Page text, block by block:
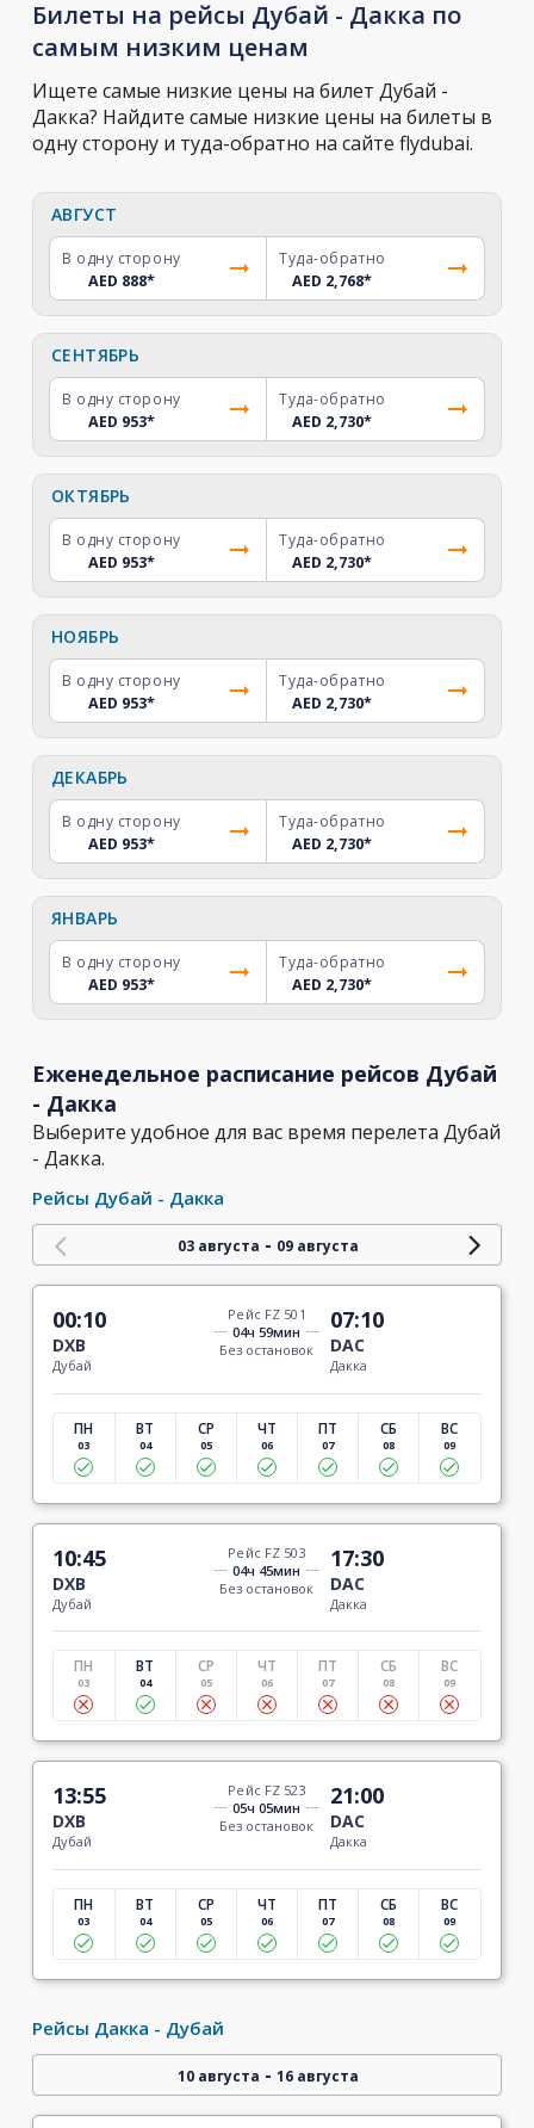
Билеты на рейсы Дубай - Дакка по
самым низким ценам
Ищете самые низкие цены на билет Дубай -
Дакка? Найдите самые низкие цены на билеты в
одну сторону и туда-обратно на сайте flydubai.
АВГУСТ
В одну сторону
AED 888*
Туда-обратно
AED 2,768*
СЕНТЯБРЬ
В одну сторону
AED 953*
Туда-обратно
AED 2,730*
ОКТЯБРЬ
В одну сторону
AED 953*
Туда-обратно
AED 2,730*
НОЯБРЬ
В одну сторону
AED 953*
Туда-обратно
AED 2,730*
ДЕКАБРЬ
В одну сторону
AED 953*
Туда-обратно
AED 2,730*
ЯНВАРЬ
В одну сторону
AED 953*
Туда-обратно
AED 2,730*
Еженедельное расписание рейсов Дубай
- Дакка
Выберите удобное для вас время перелета Дубай
- Дакка.
Рейсы Дубай - Дакка
03 августа - 09 августа
00:10
DXB
Дубай
Рейс FZ 501
04ч 59мин
Без остановок
07:10
DAC
Дакка
ПН
03
ВТ
04
СР
05
ЧТ
06
ПТ
07
СБ
08
ВС
09
10:45
DXB
Дубай
Рейс FZ 503
04ч 45мин
Без остановок
17:30
DAC
Дакка
ПН
03
ВТ
04
СР
05
ЧТ
06
ПТ
07
СБ
08
ВС
09
13:55
DXB
Дубай
Рейс FZ 523
05ч 05мин
Без остановок
21:00
DAC
Дакка
ПН
03
ВТ
04
СР
05
ЧТ
06
ПТ
07
СБ
08
ВС
09
Рейсы Дакка - Дубай
10 августа - 16 августа